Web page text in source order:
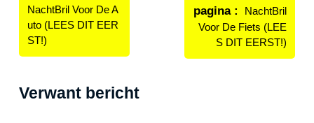
NachtBril Voor De A
uto (LEES DIT EER
ST!)
pagina
NachtBril
Voor De Fiets (LEE
S DIT EERST!)
Verwant bericht